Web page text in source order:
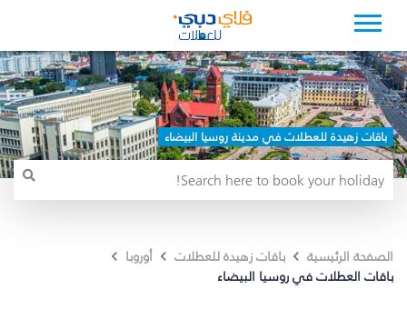
باقات زهيدة للعطلات في مدينة روسيا البيضاء
الصفحة الرئيسية باقات زهيدة للعطلات
أوروبا
باقات العطلات في روسيا البيضاء